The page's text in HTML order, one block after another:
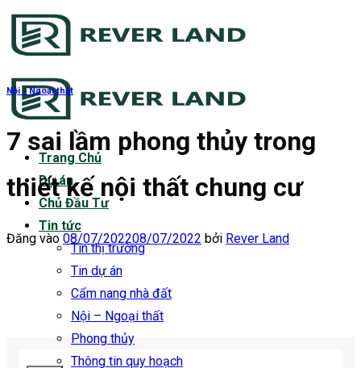
Bỏ
qua
dung
Trang Chủ
Dự án
Chủ Đầu Tư
Tin tức
Tin thị trường
Tin dự án
Cẩm nang nhà đất
Nội – Ngoại thất
Phong thủy
Thông tin quy hoạch
Nội - Ngoại thất
7 sai lầm phong thủy trong
thiết kế nội thất chung cư
Đăng vào 08/07/202208/07/2022 bởi Rever Land